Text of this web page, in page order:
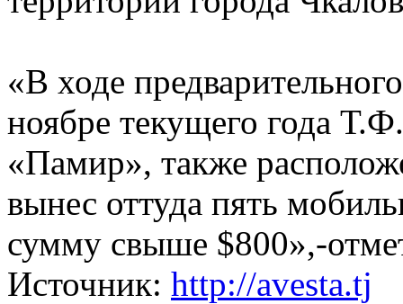
«В ходе
ноябре текущего года
«Памир», также
вынес оттуда пять
сумму свыше $800»,-
Источник: http://avesta.tj